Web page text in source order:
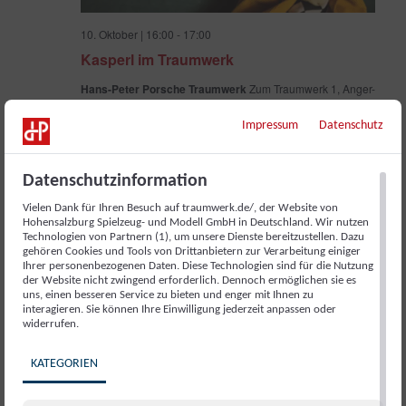
Kasperl im Traumwerk
10. Oktober | 16:00 - 17:00
Hans-Peter Porsche Traumwerk Zum Traumwerk 1, Anger-
Aufham, Bayern, Germany
FR.
Impressum Datenschutz
Datenschutzinformation
Vielen Dank für Ihren Besuch auf traumwerk.de/, der Website von
Hohensalzburg Spielzeug- und Modell GmbH in Deutschland. Wir nutzen
Technologien von Partnern (1), um unsere Dienste bereitzustellen. Dazu
gehören Cookies und Tools von Drittanbietern zur Verarbeitung einiger
Ihrer personenbezogenen Daten. Diese Technologien sind für die Nutzung
der Website nicht zwingend erforderlich. Dennoch ermöglichen sie es
uns, einen besseren Service zu bieten und enger mit Ihnen zu
interagieren. Sie können Ihre Einwilligung jederzeit anpassen oder
widerrufen.
KATEGORIEN